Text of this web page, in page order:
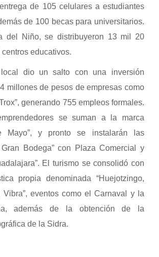
de 105 celulares a estudiantes
de 100 becas para universitarios.
del Niño, se distribuyeron 13 mil 20
educativos.
local dio un salto con una inversión
millones de pesos de empresas como
generando 755 empleos formales.
se suman a la marca
Mayo”, y pronto se instalarán las
Gran Bodega” con Plaza Comercial y
El turismo se consolidó con
propia denominada “Huejotzingo,
Vibra”, eventos como el Carnaval y la
además de la obtención de la
de la Sidra.